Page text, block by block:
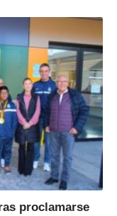
proclamarse